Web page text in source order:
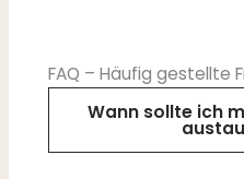
FAQ – Häufig gestellte
Wann sollte ich